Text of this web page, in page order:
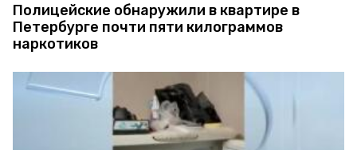
Полицейские обнаружили в квартире в
Петербурге почти пяти килограммов
наркотиков